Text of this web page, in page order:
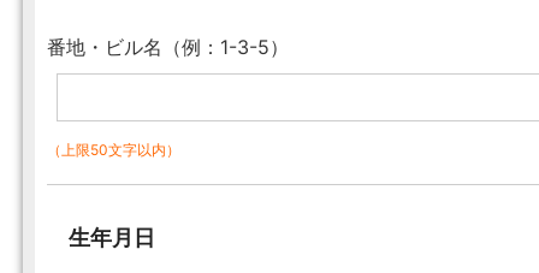
番地・ビル名（例：1-3-5）
（上限50文字以内）
生年月日